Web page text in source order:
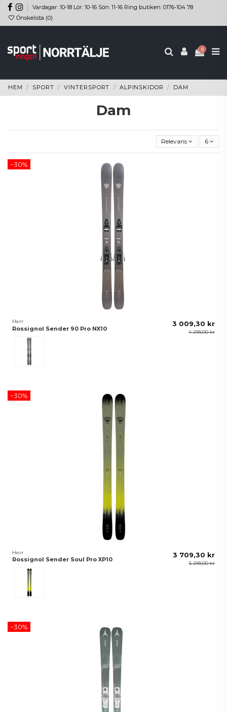
Vardagar: 10-18 Lör: 10-16 Sön: 11-16 Ring butiken: 0176-104 78
Önskelista (0)
0
HEM SPORT VINTERSPORT ALPINSKIDOR DAM
Dam
Relevans 6
−30%
Herr
Rossignol Sender 90 Pro NX10
Grå
3 009,30 kr
4 299,00 kr
−30%
Herr
Rossignol Sender Soul Pro XP10
Green
3 709,30 kr
5 299,00 kr
−30%